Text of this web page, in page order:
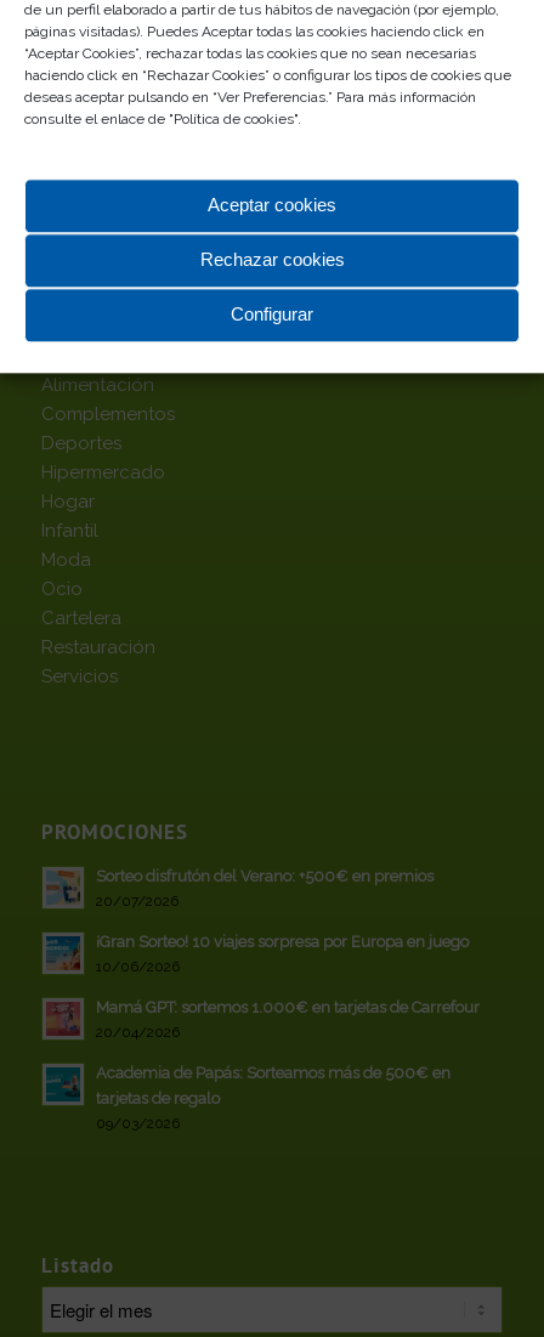
de un perfil elaborado a partir de tus hábitos de navegación (por ejemplo,
páginas visitadas). Puedes Aceptar todas las cookies haciendo click en
“Aceptar Cookies”, rechazar todas las cookies que no sean necesarias
haciendo click en “Rechazar Cookies” o configurar los tipos de cookies que
deseas aceptar pulsando en “Ver Preferencias.” Para más información
consulte el enlace de "Política de cookies".
Aceptar cookies
Rechazar cookies
Configurar
Tu centro comercial de siempre… Desde siempre con
Málaga
Gestionado por
TOP CATEGORÍAS
Alimentación
Complementos
Deportes
Hipermercado
Hogar
Infantil
Moda
Ocio
Cartelera
Restauración
Servicios
PROMOCIONES
Sorteo disfrutón del Verano: +500€ en premios
20/07/2026
¡Gran Sorteo! 10 viajes sorpresa por Europa en juego
10/06/2026
Mamá GPT: sortemos 1.000€ en tarjetas de Carrefour
20/04/2026
Academia de Papás: Sorteamos más de 500€ en
tarjetas de regalo
09/03/2026
Listado